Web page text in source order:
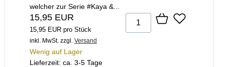
welcher zur Serie #Kaya &...
15,95 EUR
15,95 EUR pro Stück
inkl. MwSt. zzgl. Versand
Wenig auf Lager
Lieferzeit: ca. 3-5 Tage